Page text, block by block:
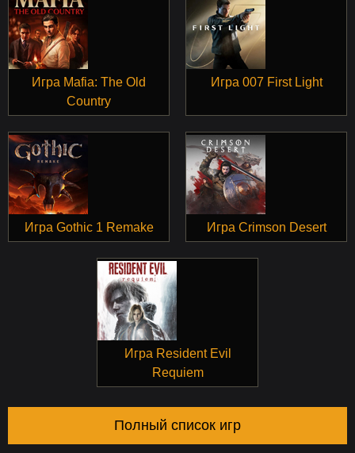
Игра Mafia: The Old
Country
Игра 007 First Light
Игра Gothic 1 Remake Игра Crimson Desert
Игра Resident Evil
Requiem
Полный список игр